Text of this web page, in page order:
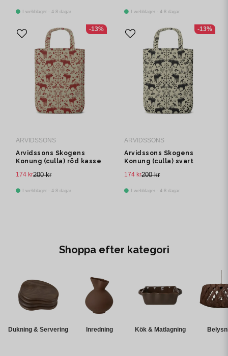
I webblager - 4-8 dagar I webblager - 4-8 dagar
ARVIDSSONS
Arvidssons Skogens
Konung (culla) röd kasse
200 kr
174 kr
I webblager - 4-8 dagar
-13%
ARVIDSSONS
Arvidssons Skogens
Konung (culla) svart
200 kr
174 kr
I webblager - 4-8 dagar
-13%
Shoppa efter kategori
Dukning & Servering Inredning Kök & Matlagning